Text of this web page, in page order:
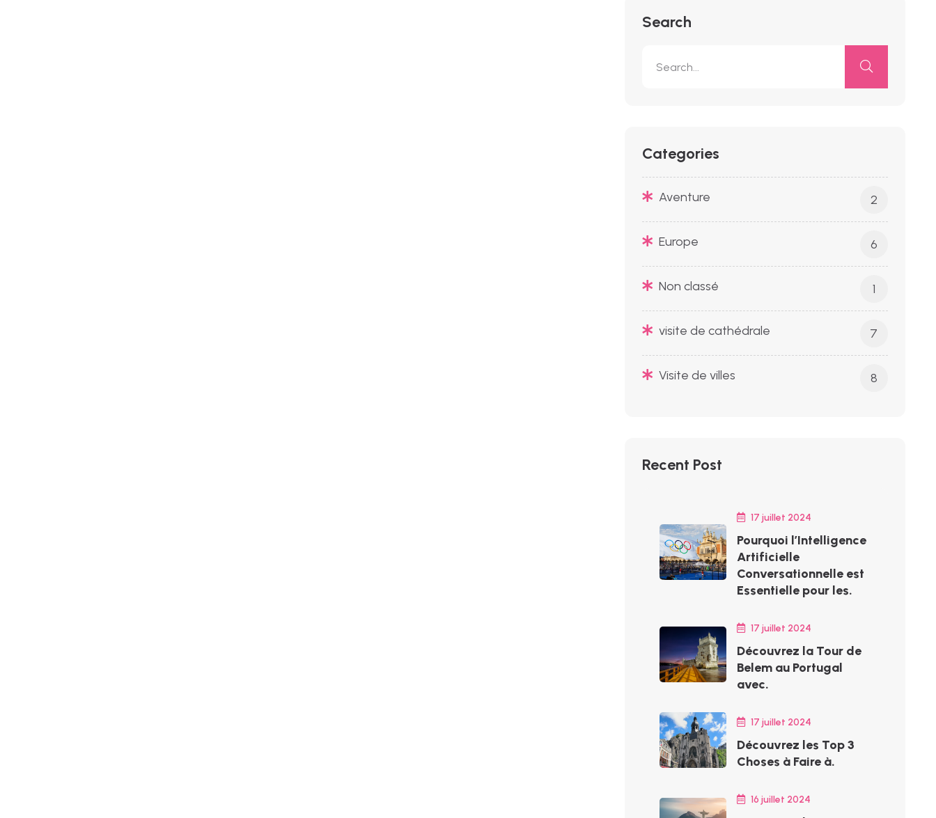
Search
Categories
Aventure 2
Europe 6
Non classé 1
visite de cathédrale 7
Visite de villes 8
Recent Post
17 juillet 2024
Pourquoi l’Intelligence
Artificielle
Conversationnelle est
Essentielle pour les.
17 juillet 2024
Découvrez la Tour de
Belem au Portugal
avec.
17 juillet 2024
Découvrez les Top 3
Choses à Faire à.
16 juillet 2024